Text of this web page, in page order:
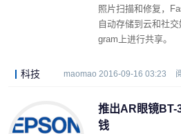
照片扫描和修复，
自动存储到云和社
gram上进行共享。
科技 maomao 2016-09-16 03:23
推出AR眼镜BT-
钱